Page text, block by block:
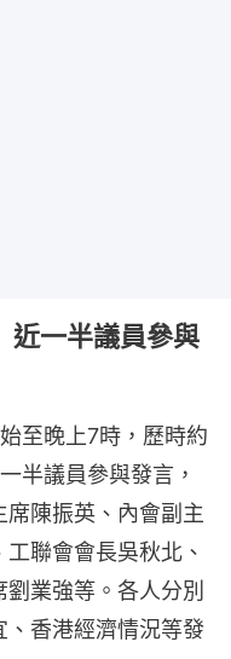
一半議員參與
至晚上7時，歷時約
半議員參與發言，
陳振英、內會副主
聯會會長吳秋北、
業強等。各人分別
、香港經濟情況等發